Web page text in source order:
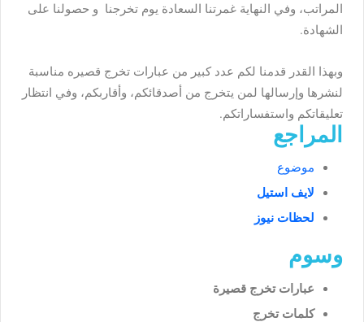
المراتب، وفي النهاية غمرتنا السعادة يوم تخرجنا و حصولنا على
الشهادة.
وبهذا القدر قدمنا لكم عدد كبير من عبارات تخرج قصيره مناسبة
لنشرها وإرسالها لمن يتخرج من أصدقائكم، وأقاربكم، وفي انتظار
تعليقاتكم واستفساراتكم.
المراجع
موضوع
لايف استيل
لحظات نيوز
وسوم
عبارات تخرج قصيرة
كلمات تخرج